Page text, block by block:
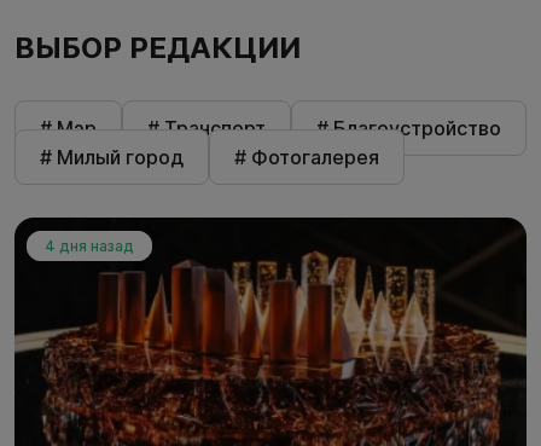
ВЫБОР РЕДАКЦИИ
# Мэр # Транспорт
# Благоустройство
# Милый город
# Фотогалерея
4 дня назад